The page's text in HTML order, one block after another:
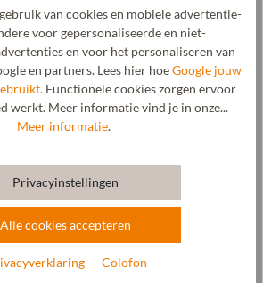
een luxe uitstraling. Deze
wij in samenwerking met ons
in Spanje, waar we al jarenlang nauw
Industriestraße 31, 6430 Ötztal-
office@gottstein.at
van cookies en mobiele advertentie-
voor gepersonaliseerde en niet-
en voor het personaliseren van
en partners. Lees hier hoeGoogle jouw
Functionele cookies zorgen ervoor
werkt. Meer informatie vind je in onze...
Meer informatie.
Privacyinstellingen
Alle cookies accepteren
- Colofon